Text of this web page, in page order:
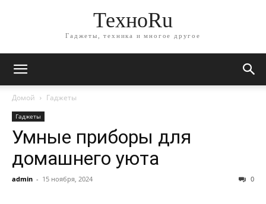
ТехноRu
Гаджеты, техника и многое другое
Домой Гаджеты
Гаджеты
Умные приборы для
домашнего уюта
admin - 15 ноября, 2024 0